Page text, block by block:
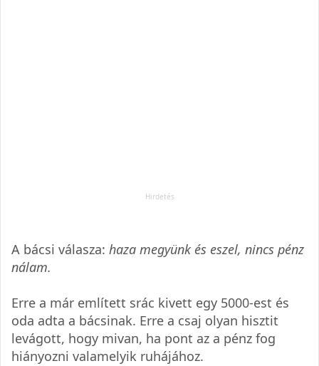
A bácsi válasza: haza megyünk és eszel, nincs pénz
nálam.
Erre a már említett srác kivett egy 5000-est és
oda adta a bácsinak. Erre a csaj olyan hisztit
levágott, hogy mivan, ha pont az a pénz fog
hiányozni valamelyik ruhájához.